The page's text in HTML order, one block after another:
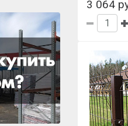
3 064